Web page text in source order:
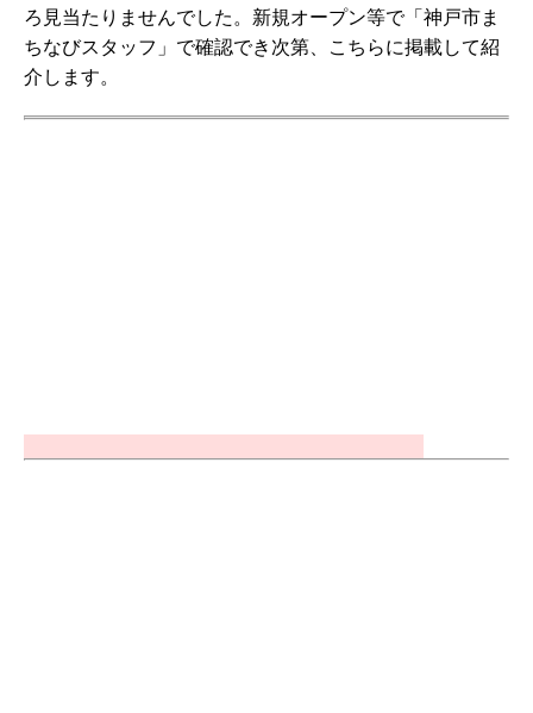
ろ見当たりませんでした。新規オープン等で「神戸市ま
ちなびスタッフ」で確認でき次第、こちらに掲載して紹
介します。